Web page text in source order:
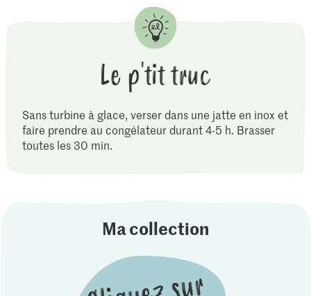
Le p'tit truc
Sans turbine à glace, verser dans une jatte en inox et
faire prendre au congélateur durant 4-5 h. Brasser
toutes les 30 min.
Ma collection